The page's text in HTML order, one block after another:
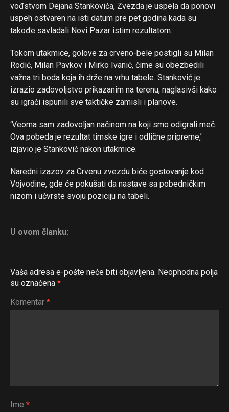
vođstvom Dejana Stankovića, Zvezda je uspela da ponovi
uspeh ostvaren na isti datum pre pet godina kada su
takođe savladali Novi Pazar istim rezultatom.
Tokom utakmice, golove za crveno-bele postigli su Milan
Rodić, Milan Pavkov i Mirko Ivanić, čime su obezbedili
važna tri boda koja ih drže na vrhu tabele. Stanković je
izrazio zadovoljstvo prikazanim na terenu, naglasivši kako
su igrači ispunili sve taktičke zamisli i planove.
‘Veoma sam zadovoljan načinom na koji smo odigrali meč.
Ova pobeda je rezultat timske igre i odlične pripreme,’
izjavio je Stanković nakon utakmice.
Naredni izazov za Crvenu zvezdu biće gostovanje kod
Vojvodine, gde će pokušati da nastave sa pobedničkim
nizom i učvrste svoju poziciju na tabeli.
U ovom članku:
Vaša adresa e-pošte neće biti objavljena. Neophodna polja
su označena *
Komentar *
Ime *
Flipboard
Reddit
Pinterest